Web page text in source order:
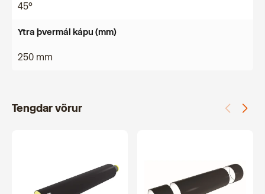
45°
Ytra þvermál kápu (mm)
250 mm
Tengdar vörur